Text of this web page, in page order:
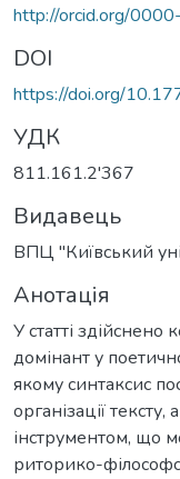
http://orcid.org/
DOI
https://doi.org/
УДК
811.161.2'367
Видавець
ВПЦ "Київський
Анотація
У статті здійснено
домінант у
якому синтаксис
організації
інструментом, що
риторико-